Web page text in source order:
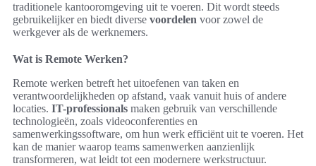
traditionele kantooromgeving uit te voeren. Dit wordt steeds
gebruikelijker en biedt diverse voordelen voor zowel de
werkgever als de werknemers.
Wat is Remote Werken?
Remote werken betreft het uitoefenen van taken en
verantwoordelijkheden op afstand, vaak vanuit huis of andere
locaties. IT-professionals maken gebruik van verschillende
technologieën, zoals videoconferenties en
samenwerkingssoftware, om hun werk efficiënt uit te voeren. Het
kan de manier waarop teams samenwerken aanzienlijk
transformeren, wat leidt tot een modernere werkstructuur.